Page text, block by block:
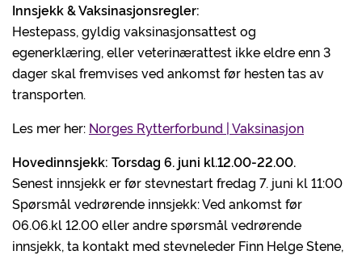
Innsjekk &Vaksinasjonsregler:
Hestepass, gyldig vaksinasjonsattest og
egenerklæring, eller veterinærattest ikke eldre enn 3
dager skal fremvises ved ankomst før hesten tas av
transporten.
Les mer her: Norges Rytterforbund | Vaksinasjon
Hovedinnsjekk: Torsdag 6. juni kl.12.00-22.00.
Senest innsjekk er før stevnestart fredag 7. juni kl 11:00
Spørsmål vedrørende innsjekk: Ved ankomst før
06.06.kl 12.00 eller andre spørsmål vedrørende
innsjekk, ta kontakt med stevneleder Finn Helge Stene,